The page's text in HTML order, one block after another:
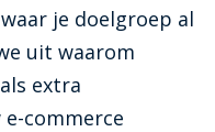
je doelgroep al
uit waarom
extra
commerce